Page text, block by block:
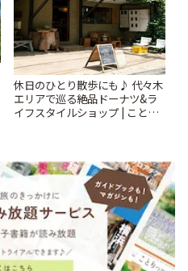
休日のひとり散歩にも♪ 代々木
エリアで巡る絶品ドーナツ&ラ
イフスタイルショップ | ことり